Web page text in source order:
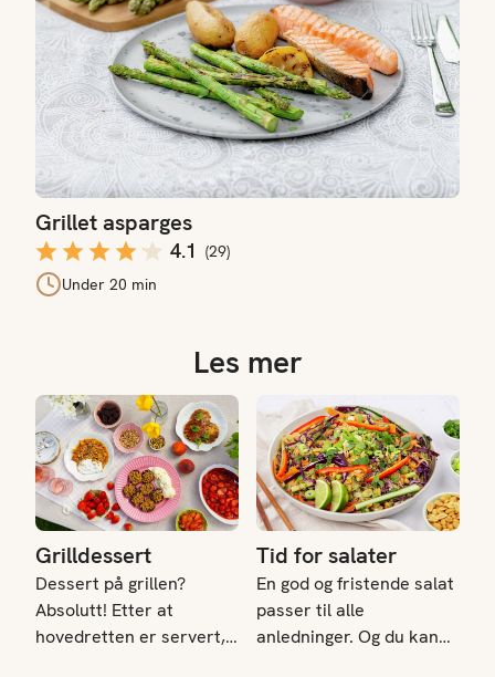
Grillet asparges
4.1 (29)
Under 20 min
Les mer
Grilldessert
Dessert på grillen?
Absolutt! Etter at
hovedretten er servert,
Grilldessert
Tid for salater
En god og fristende salat
passer til alle
anledninger. Og du kan
Tid for salater